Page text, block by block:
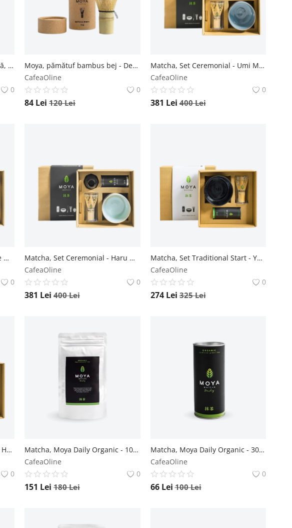
Chashaku, Linguriță de măsură, bambus bej - Default Title Moya
0
Moya, pămătuf bambus bej - Default Title Moya
CafeaOline
0
84 Lei 120Lei
Matcha, Set Ceremonial - Umi Moya
CafeaOline
0
381 Lei 400Lei
Matcha, Set Ceremonial - Kaze Moya
0
Matcha, Set Ceremonial - Haru Moya
CafeaOline
0
381 Lei 400Lei
Matcha, Set Traditional Start - Yuro Moya
CafeaOline
0
274 Lei 325Lei
Matcha, Set Traditional Start - Haru Moya
0
Matcha, Moya Daily Organic - 100 g Moya
CafeaOline
0
151 Lei 180Lei
Matcha, Moya Daily Organic - 30 g Moya
CafeaOline
0
66 Lei 100Lei